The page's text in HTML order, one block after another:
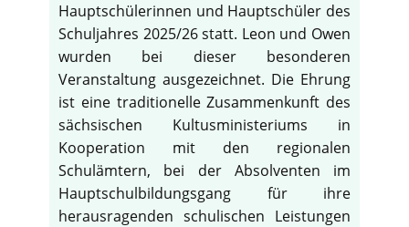
Hauptschülerinnen und Hauptschüler des
Schuljahres 2025/26 statt. Leon und Owen
wurden bei dieser besonderen
Veranstaltung ausgezeichnet. Die Ehrung
ist eine traditionelle Zusammenkunft des
sächsischen Kultusministeriums in
Kooperation mit den regionalen
Schulämtern, bei der Absolventen im
Hauptschulbildungsgang für ihre
herausragenden schulischen Leistungen